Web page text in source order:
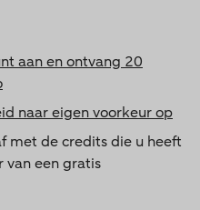
aan en ontvang 20
naar eigen voorkeur op
met de credits die u heeft
van een gratis